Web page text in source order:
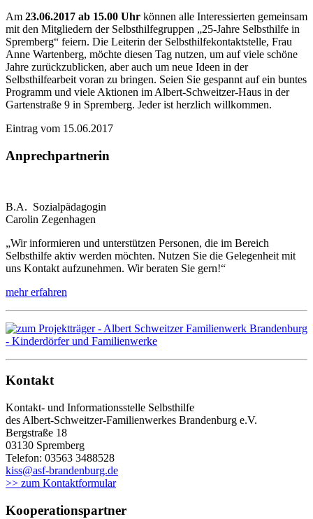
Am 23.06.2017 ab 15.00 Uhr können alle Interessierten gemeinsam
mit den Mitgliedern der Selbsthilfegruppen „25-Jahre Selbsthilfe in
Spremberg“ feiern. Die Leiterin der Selbsthilfekontaktstelle, Frau
Anne Wartenberg, möchte diesen Tag nutzen, um auf viele schöne
Jahre zurückzublicken, aber auch um neue Ideen in der
Selbsthilfearbeit voran zu bringen. Seien Sie gespannt auf ein buntes
Programm und viele Aktionen im Albert-Schweitzer-Haus in der
Gartenstraße 9 in Spremberg. Jeder ist herzlich willkommen.
Eintrag vom 15.06.2017
Anprechpartnerin
B.A. Sozialpädagogin
Carolin Zegenhagen
„Wir informieren und unterstützen Personen, die im Bereich
Selbsthilfe aktiv werden möchten. Nutzen Sie die Gelegenheit mit
uns Kontakt aufzunehmen. Wir beraten Sie gern!“
mehr erfahren
Kontakt
Kontakt- und Informationsstelle Selbsthilfe
des Albert-Schweitzer-Familienwerkes Brandenburg e.V.
Bergstraße 18
03130 Spremberg
Telefon: 03563 3488528
kiss@asf-brandenburg.de
>> zum Kontaktformular
Kooperationspartner